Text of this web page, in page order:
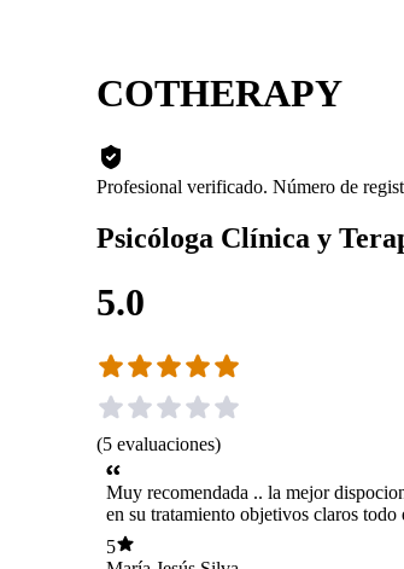
COTHERAPY
Profesional verificado. Número de
Psicóloga Clínica y
5.0
(5 evaluaciones)
Muy recomendada .. la mejor
en su tratamiento objetivos claros todo
teñido por una empatía única!
5